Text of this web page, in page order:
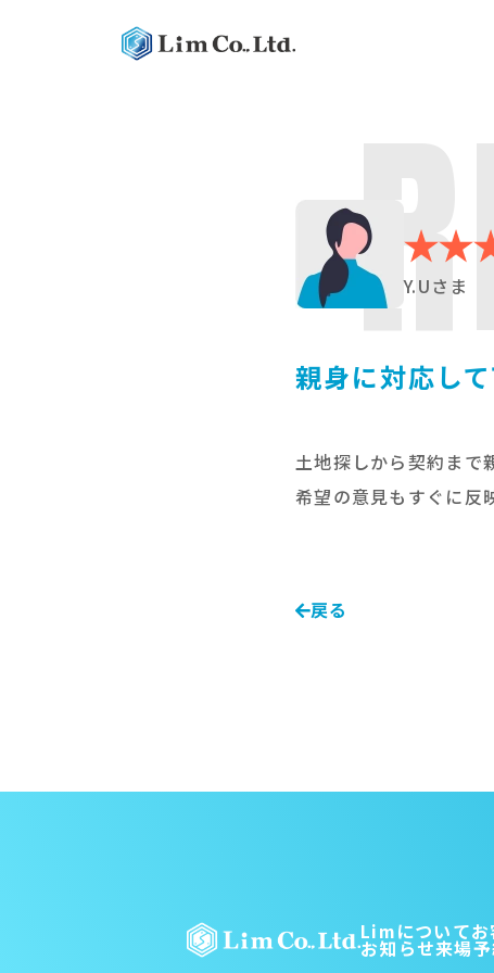
Y.Uさま
親身に対応し
土地探しから契約まで
希望の意見もすぐに反
戻る
Limについて
お知らせ来場